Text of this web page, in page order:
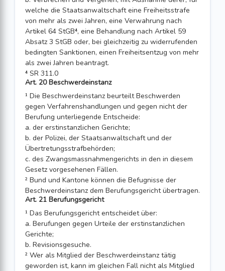
welche die Staatsanwaltschaft eine Freiheitsstrafe
von mehr als zwei Jahren, eine Verwahrung nach
Artikel 64 StGB⁴, eine Behandlung nach Artikel 59
Absatz 3 StGB oder, bei gleichzeitig zu widerrufenden
bedingten Sanktionen, einen Freiheitsentzug von mehr
als zwei Jahren beantragt.
⁴ SR 311.0
Art. 20 Beschwerdeinstanz
¹ Die Beschwerdeinstanz beurteilt Beschwerden
gegen Verfahrenshandlungen und gegen nicht der
Berufung unterliegende Entscheide:
a. der erstinstanzlichen Gerichte;
b. der Polizei, der Staatsanwaltschaft und der
Übertretungsstrafbehörden;
c. des Zwangsmassnahmengerichts in den in diesem
Gesetz vorgesehenen Fällen.
² Bund und Kantone können die Befugnisse der
Beschwerdeinstanz dem Berufungsgericht übertragen.
Art. 21 Berufungsgericht
¹ Das Berufungsgericht entscheidet über:
a. Berufungen gegen Urteile der erstinstanzlichen
Gerichte;
b. Revisionsgesuche.
² Wer als Mitglied der Beschwerdeinstanz tätig
geworden ist, kann im gleichen Fall nicht als Mitglied